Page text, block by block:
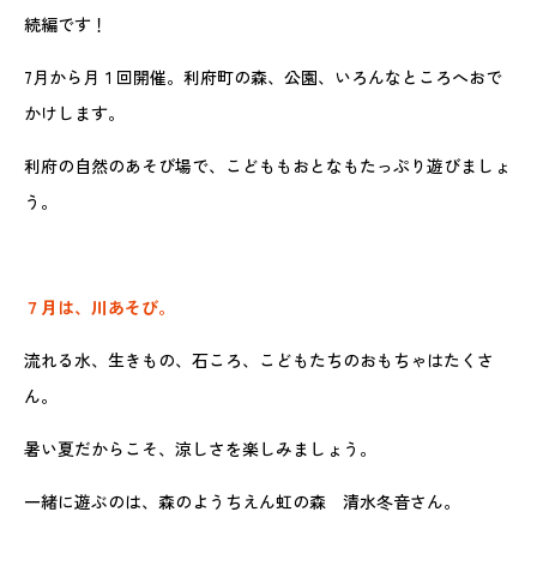
続編です！
7月から月１回開催。利府町の森、公園、いろんなところへおで
かけします。
利府の自然のあそび場で、こどももおとなもたっぷり遊びましょ
う。
７月は、川あそび。
流れる水、生きもの、石ころ、こどもたちのおもちゃはたくさ
ん。
暑い夏だからこそ、涼しさを楽しみましょう。
一緒に遊ぶのは、森のようちえん虹の森 清水冬音さん。